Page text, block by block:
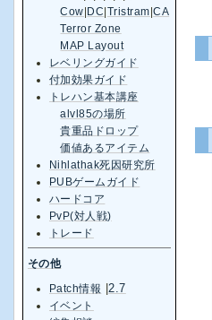
Cow|DC|Tristram|CA
Terror Zone
MAP Layout
レベリングガイド
付加効果ガイド
トレハン基本講座
alvl85の場所
貴重品ドロップ
価値あるアイテム
Nihlathak死因研究所
PUBゲームガイド
ハードコア
PvP(対人戦)
トレード
その他
Patch情報 |2.7
イベント